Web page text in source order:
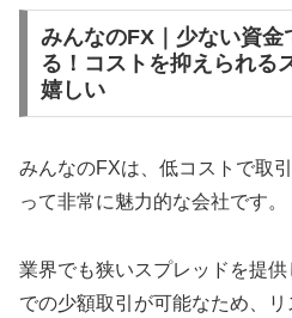
みんなのFX｜少ない資
る！コストを抑えられる
嬉しい
みんなのFXは、低コストで取
って非常に魅力的な会社です。
業界でも狭いスプレッドを提
での少額取引が可能なため、